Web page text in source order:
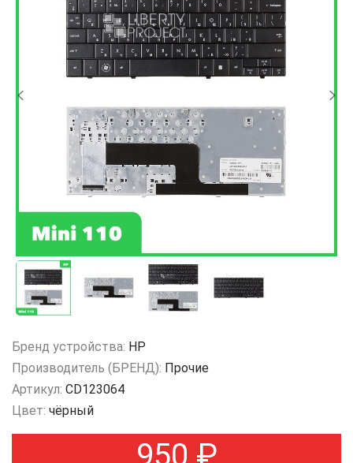
Бренд устройства: HP
Производитель (БРЕНД): Прочие
Артикул: CD123064
Цвет: чёрный